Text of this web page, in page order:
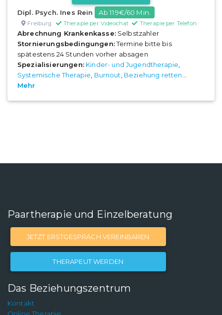
Dipl. Psych. Ines Rein Ab 119€/60 Min.
Freiburg Therapie per Videochat Therapie per Telefon
Abrechnung Krankenkasse:Selbstzahler
Stornierungsbedingungen:Termine bitte bis
spätestens 24 Stunden vorher absagen
Spezialisierungen: Kinder- und Jugendtherapie
Systemische Therapie Burnout Beziehung retten
Mehr
Paartherapie und Einzelberatung
JETZT ERSTGESPRÄCH VEREINBAREN
THERAPEUT WERDEN
Das Beziehungszentrum
Kontakt